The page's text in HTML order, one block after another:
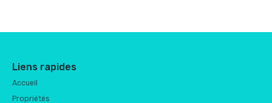
Liens rapides
Accueil
Propriétés